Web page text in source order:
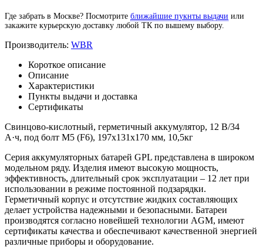
Где забрать в Москве? Посмотрите ближайшие пукнты выдачи или
закажите курьерскую доставку любой ТК по вышему выбору.
Производитель: WBR
Короткое описание
Описание
Характеристики
Пункты выдачи и доставка
Сертификаты
Свинцово-кислотный, герметичный аккумулятор, 12 В/34
А·ч, под болт М5 (F6), 197х131х170 мм, 10,5кг
Серия аккумуляторных батарей GPL представлена в широком
модельном ряду. Изделия имеют высокую мощность,
эффективность, длительный срок эксплуатации – 12 лет при
использовании в режиме постоянной подзарядки.
Герметичный корпус и отсутствие жидких составляющих
делает устройства надежными и безопасными. Батареи
производятся согласно новейшей технологии AGM, имеют
сертификаты качества и обеспечивают качественной энергией
различные приборы и оборудование.